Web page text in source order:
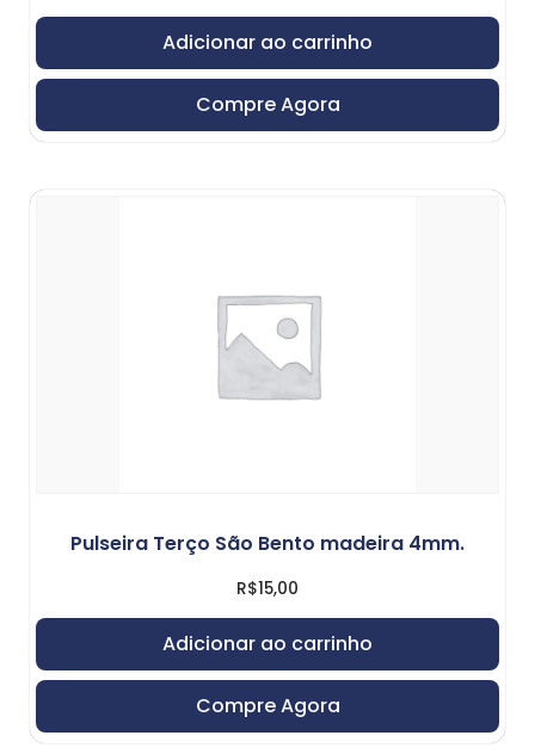
Adicionar ao carrinho
Compre Agora
Pulseira Terço São Bento madeira 4mm.
R$15,00
Adicionar ao carrinho
Compre Agora